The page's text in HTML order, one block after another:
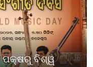
ପକ୍ଷରୁ ବିଶ୍ୱ